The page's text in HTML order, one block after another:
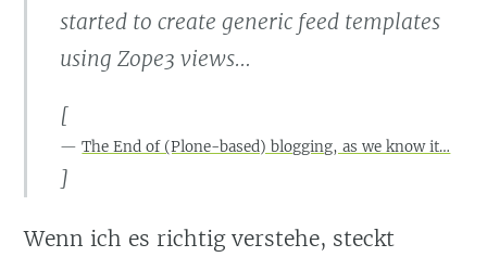
started to create generic feed templates
using Zope3 views…
[
The End of (Plone-based) blogging, as we know it…
]
Wenn ich es richtig verstehe, steckt